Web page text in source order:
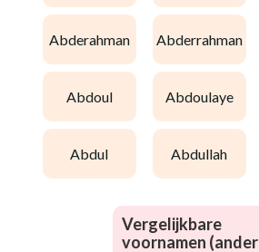
abderahman abderrahman
abdoul abdoulaye
abdul abdullah
Vergelijkbare
voornamen (ander